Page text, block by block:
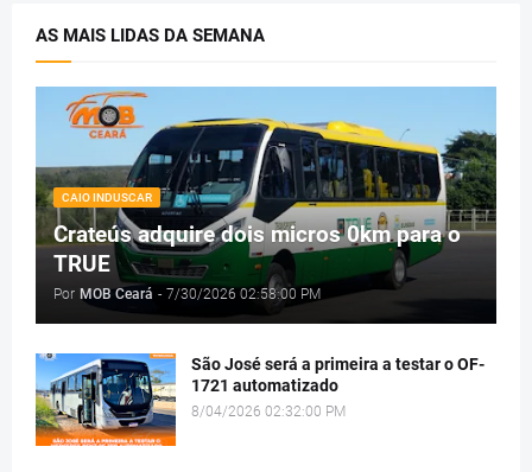
AS MAIS LIDAS DA SEMANA
CAIO INDUSCAR
Crateús adquire dois micros 0km para o
TRUE
Por MOB Ceará - 7/30/2026 02:58:00 PM
São José será a primeira a testar o OF-
1721 automatizado
8/04/2026 02:32:00 PM